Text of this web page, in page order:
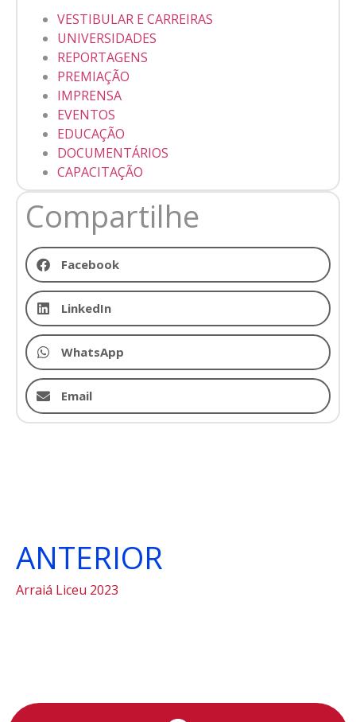
VESTIBULAR E CARREIRAS
UNIVERSIDADES
REPORTAGENS
PREMIAÇÃO
IMPRENSA
EVENTOS
EDUCAÇÃO
DOCUMENTÁRIOS
CAPACITAÇÃO
Compartilhe
Facebook
LinkedIn
WhatsApp
Email
ANTERIOR
Arraiá Liceu 2023